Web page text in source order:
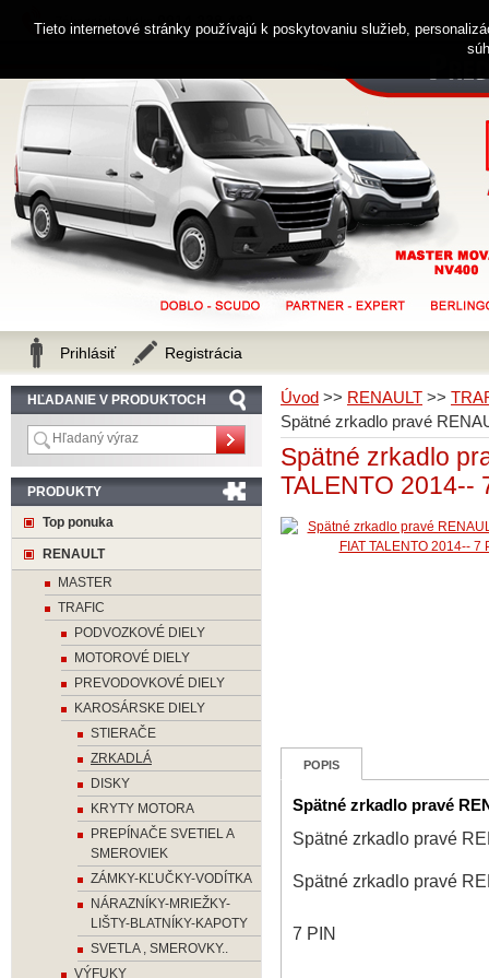
Úvod >> RENAULT >>
Spätné zrkadlo pravé
Spätné zrkadlo
TALENTO 2014--
POPIS
Spätné zrkadlo pravé
Spätné zrkadlo pravé
Spätné zrkadlo pravé
7 PIN
HĽADANIE V PRODUKTOCH
PRODUKTY
Top ponuka
RENAULT
MASTER
TRAFIC
PODVOZKOVÉ DIELY
MOTOROVÉ DIELY
PREVODOVKOVÉ DIELY
KAROSÁRSKE DIELY
STIERAČE
ZRKADLÁ
DISKY
KRYTY MOTORA
PREPÍNAČE SVETIEL A
SMEROVIEK
ZÁMKY-KĽUČKY-VODÍTKA
NÁRAZNÍKY-MRIEŽKY-
LIŠTY-BLATNÍKY-KAPOTY
SVETLA , SMEROVKY..
VÝFUKY
Zákaznícka linka 0914 238 482
Prihlásiť Registrácia
Tieto internetové stránky používajú k poskytovaniu služieb,